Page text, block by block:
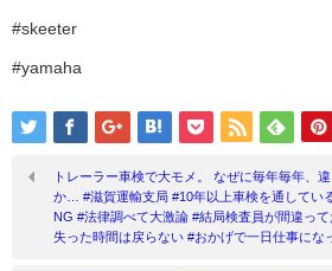
#skeeter
#yamaha
トレーラー車検で大モメ。 なぜに毎年毎年、
か… #滋賀運輸支局 #10年以上車検を通してい
NG #法律調べて大激論 #結局検査員が間違っ
失った時間は戻らない #おかげで一日仕事にな